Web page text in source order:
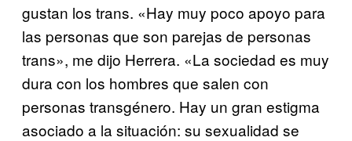
gustan los trans. «Hay muy poco apoyo para
las personas que son parejas de personas
trans», me dijo Herrera. «La sociedad es muy
dura con los hombres que salen con
personas transgénero. Hay un gran estigma
asociado a la situación: su sexualidad se